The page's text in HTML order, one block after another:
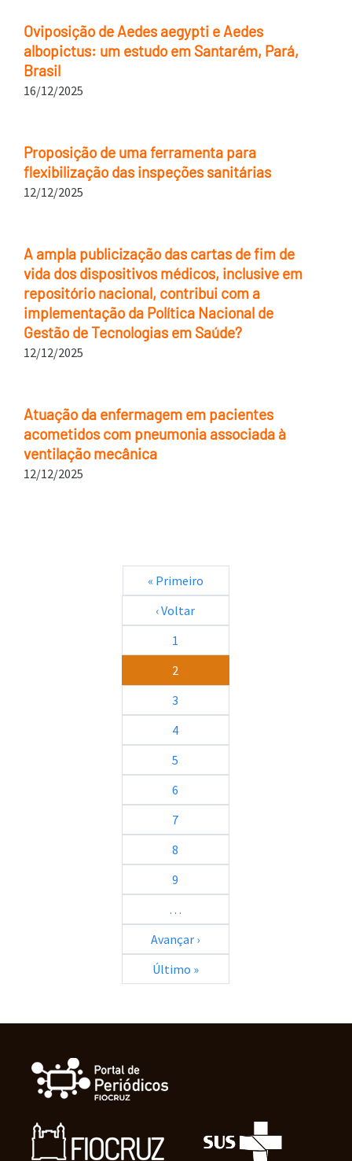
Oviposição de Aedes aegypti e Aedes
albopictus: um estudo em Santarém, Pará,
Brasil
16/12/2025
Proposição de uma ferramenta para
flexibilização das inspeções sanitárias
12/12/2025
A ampla publicização das cartas de fim de
vida dos dispositivos médicos, inclusive em
repositório nacional, contribui com a
implementação da Política Nacional de
Gestão de Tecnologias em Saúde?
12/12/2025
Atuação da enfermagem em pacientes
acometidos com pneumonia associada à
ventilação mecânica
12/12/2025
« Primeiro
‹ VoltarPágina anterior
1
2
3
4
5
6
7
8
9
…
Avançar ›Próxima página
Último »Última página